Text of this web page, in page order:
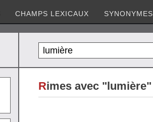
CHAMPS LEXICAUX SYNONYMES
Rimes avec "lumière"